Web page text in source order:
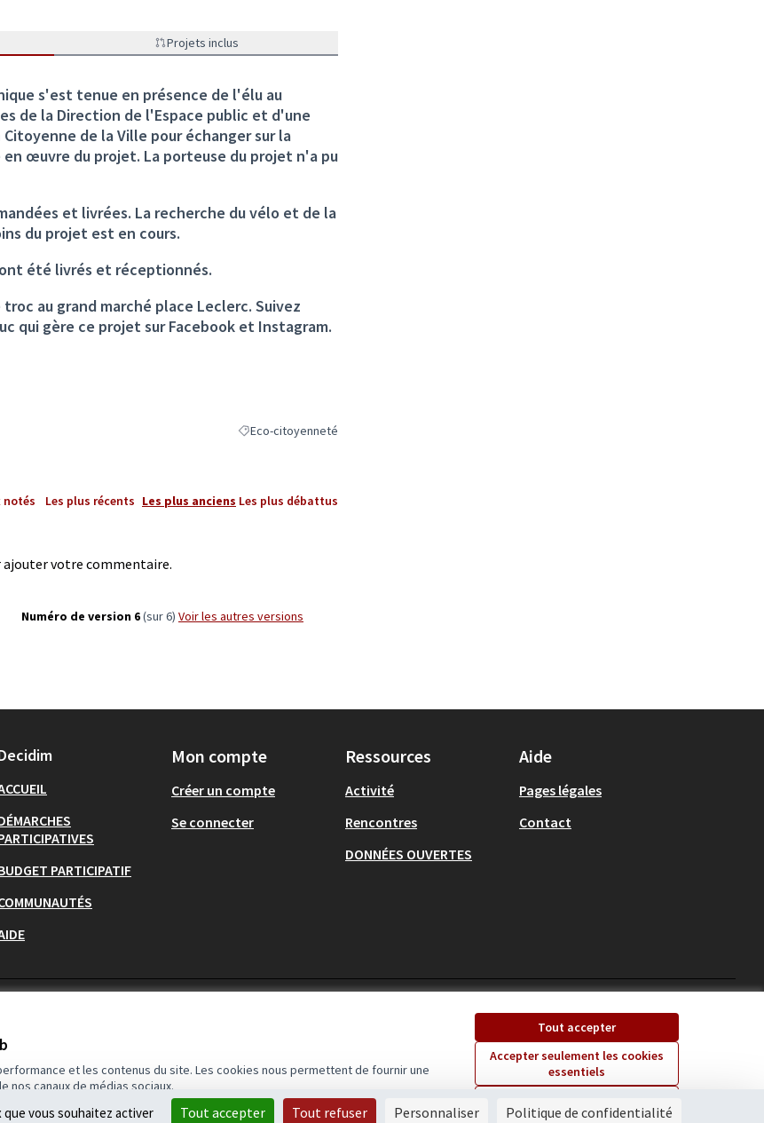
et les contenus du site. Les cookies nous permettent de fournir une
nos canaux de médias sociaux.
Tout accepter
Accepter seulement les cookies
essentiels
Projets inclus
s'est tenue en présence de l'élu au
de la Direction de l'Espace public et d'une
de la Ville pour échanger sur la
œuvre du projet. La porteuse du projet n'a pu
et livrées. La recherche du vélo et de la
du projet est en cours.
été livrés et réceptionnés.
au grand marché place Leclerc. Suivez
qui gère ce projet sur Facebook et Instagram.
Filtrer les résultats de la catégorie : Eco-citoyenneté
Eco-citoyenneté
notés Les plus récents Les plus anciens Les plus débattus
ajouter votre commentaire.
Numéro de version 6(sur 6) voir les autres versions
PARTICIPATIF
Mon compte
Créer un compte
Se connecter
Ressources
Activité
Rencontres
DONNÉES OUVERTES
Aide
Pages légales
Contact
(Lien externe)(Lien externe)
Licence Creative
(Lien externe)
vous souhaitez activer Tout accepter Tout refuser Personnaliser Politique de confidentialité